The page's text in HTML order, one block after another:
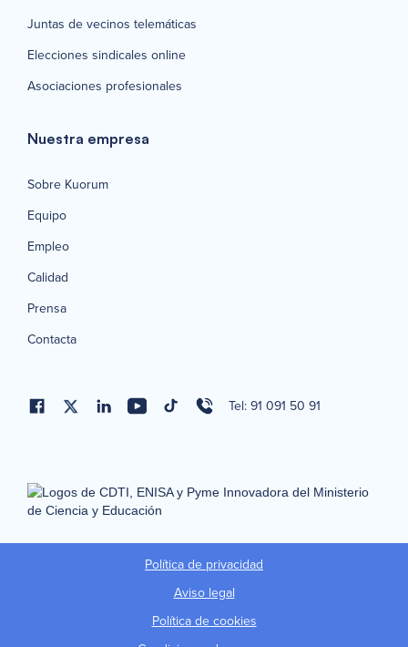
Juntas de vecinos telemáticas
Elecciones sindicales online
Asociaciones profesionales
Nuestra empresa
Sobre Kuorum
Equipo
Empleo
Calidad
Prensa
Contacta
Tel: 91 091 50 91
Política de privacidad
Aviso legal
Política de cookies